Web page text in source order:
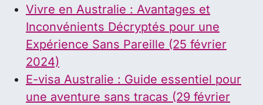
Vivre en Australie : Avantages et
Inconvénients Décryptés pour une
Expérience Sans Pareille (25 février
2024)
E-visa Australie : Guide essentiel pour
une aventure sans tracas (29 février